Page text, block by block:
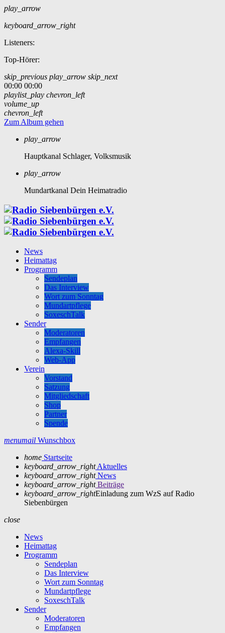
play_arrow
keyboard_arrow_right
Listeners:
Top-Hörer:
skip_previous play_arrow skip_next
00:00 00:00
playlist_play chevron_left
volume_up
chevron_left
Zum Album gehen
play_arrow
Hauptkanal Schlager, Volksmusik
play_arrow
Mundartkanal Dein Heimatradio
News
Heimattag
Programm
Sendeplan
Das Interview
Wort zum Sonntag
Mundartpflege
SoxeschTalk
Sender
Moderatoren
Empfangen
Alexa-Skill
Web-App
Verein
Vorstand
Satzung
Mitgliedschaft
Shop
Partner
Spende
menumail Wunschbox
home Startseite
keyboard_arrow_rightAktuelles
keyboard_arrow_right News
keyboard_arrow_right Beiträge
keyboard_arrow_rightEinladung zum WzS auf Radio
Siebenbürgen
close
News
Heimattag
Programm
Sendeplan
Das Interview
Wort zum Sonntag
Mundartpflege
SoxeschTalk
Sender
Moderatoren
Empfangen